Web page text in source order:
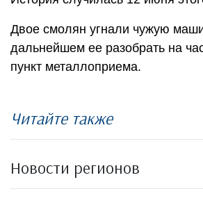
Двое смолян угнали чужую
дальнейшем ее разобрать на
пункт металлоприема.
Читайте также
Новости регионов